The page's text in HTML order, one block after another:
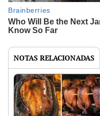
NOTAS RELACIONADAS